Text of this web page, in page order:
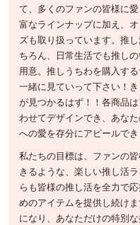
て、多くのファンの皆様に
富なラインナップに加え、
ズも取り扱っています。推
ちろん、日常生活でも推し
用意。推しうちわを購入す
一緒に見ていって下さい！
が見つかるはず！！各商品
わせてデザインでき、あな
への愛を存分にアピールでき
私たちの目標は、ファンの
きるような、楽しい推し活
らも皆様の推し活を全力で
めのアイテムを提供し続け
になり、あなただけの特別